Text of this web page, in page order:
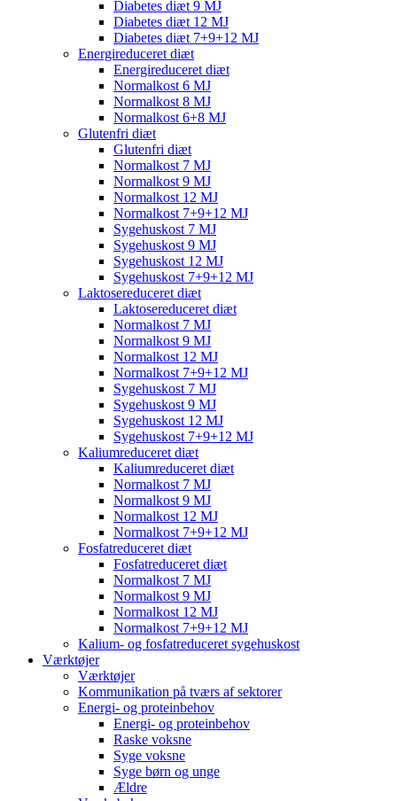
Diabetes diæt 9 MJ
Diabetes diæt 12 MJ
Diabetes diæt 7+9+12 MJ
Energireduceret diæt
Energireduceret diæt
Normalkost 6 MJ
Normalkost 8 MJ
Normalkost 6+8 MJ
Glutenfri diæt
Glutenfri diæt
Normalkost 7 MJ
Normalkost 9 MJ
Normalkost 12 MJ
Normalkost 7+9+12 MJ
Sygehuskost 7 MJ
Sygehuskost 9 MJ
Sygehuskost 12 MJ
Sygehuskost 7+9+12 MJ
Laktosereduceret diæt
Laktosereduceret diæt
Normalkost 7 MJ
Normalkost 9 MJ
Normalkost 12 MJ
Normalkost 7+9+12 MJ
Sygehuskost 7 MJ
Sygehuskost 9 MJ
Sygehuskost 12 MJ
Sygehuskost 7+9+12 MJ
Kaliumreduceret diæt
Kaliumreduceret diæt
Normalkost 7 MJ
Normalkost 9 MJ
Normalkost 12 MJ
Normalkost 7+9+12 MJ
Fosfatreduceret diæt
Fosfatreduceret diæt
Normalkost 7 MJ
Normalkost 9 MJ
Normalkost 12 MJ
Normalkost 7+9+12 MJ
Kalium- og fosfatreduceret sygehuskost
Værktøjer
Værktøjer
Kommunikation på tværs af sektorer
Energi- og proteinbehov
Energi- og proteinbehov
Raske voksne
Syge voksne
Syge børn og unge
Ældre